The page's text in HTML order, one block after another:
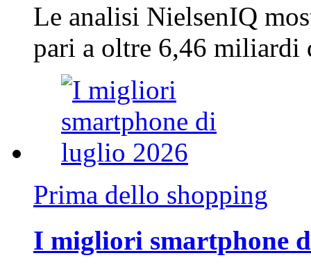
Le analisi NielsenIQ
pari a oltre 6,46
Prima dello shopping
I migliori smartphone